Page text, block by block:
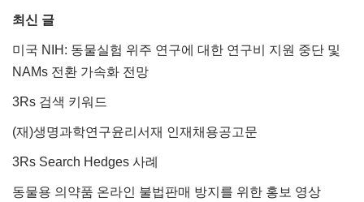
최신 글
미국 NIH: 동물실험 위주 연구에 대한 연구비 지원 중단 및
NAMs 전환 가속화 전망
3Rs 검색 키워드
(재)생명과학연구윤리서재 인재채용공고문
3Rs Search Hedges 사례
동물용 의약품 온라인 불법판매 방지를 위한 홍보 영상